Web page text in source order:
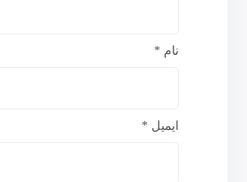
نام *
ایمیل *